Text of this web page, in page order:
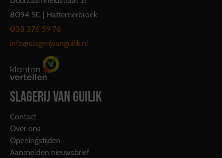
8094 SC | Hattemerbroek
038 376 59 76
info@slagerijvanguilik.nl
SLAGERIJ VAN GUILIK
Contact
Over ons
Openingstijden
Aanmelden nieuwsbrief